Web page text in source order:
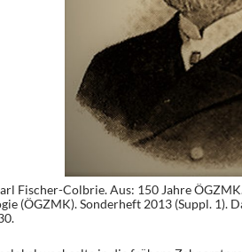
Fischer-Colbrie. Aus: 150 Jahre
(ÖGZMK). Sonderheft 2013 (Suppl. 1).